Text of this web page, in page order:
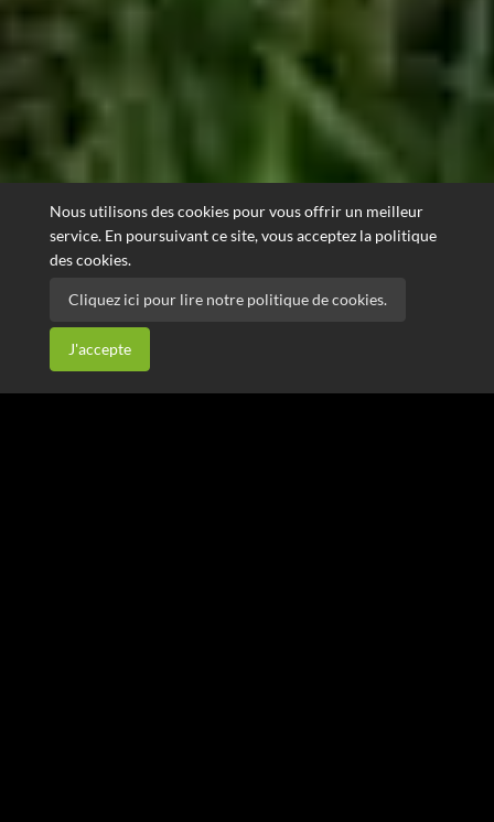
Nous utilisons des cookies pour vous offrir un meilleur
service. En poursuivant ce site, vous acceptez la politique
des cookies.
Cliquez ici pour lire notre politique de cookies.
J'accepte